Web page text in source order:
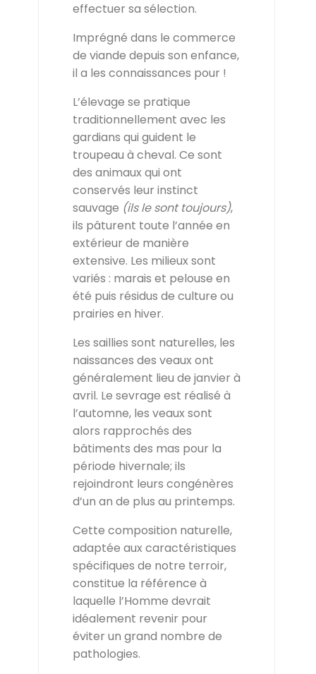
effectuer sa sélection.
Imprégné dans le commerce
de viande depuis son enfance,
il a les connaissances pour !
L’élevage se pratique
traditionnellement avec les
gardians qui guident le
troupeau à cheval. Ce sont
des animaux qui ont
conservés leur instinct
sauvage (ils le sont toujours),
ils pâturent toute l’année en
extérieur de manière
extensive. Les milieux sont
variés : marais et pelouse en
été puis résidus de culture ou
prairies en hiver.
Les saillies sont naturelles, les
naissances des veaux ont
généralement lieu de janvier à
avril. Le sevrage est réalisé à
l’automne, les veaux sont
alors rapprochés des
bâtiments des mas pour la
période hivernale; ils
rejoindront leurs congénères
d’un an de plus au printemps.
Cette composition naturelle,
adaptée aux caractéristiques
spécifiques de notre terroir,
constitue la référence à
laquelle l’Homme devrait
idéalement revenir pour
éviter un grand nombre de
pathologies.